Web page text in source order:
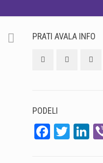
PRATI AVALA INFO
PODELI